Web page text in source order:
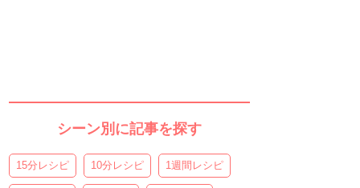
シーン別に記事を探す
15分レシピ 10分レシピ 1週間レシピ